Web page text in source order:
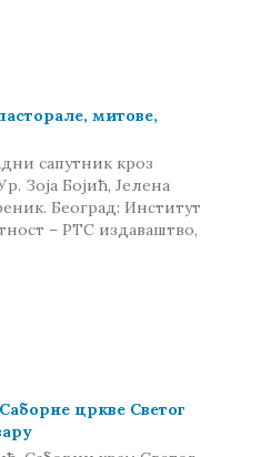
митове,
сапутник кроз
Зоја Бојић, Јелена
Београд: Институт
– РТС издаваштво,
цркве Светог